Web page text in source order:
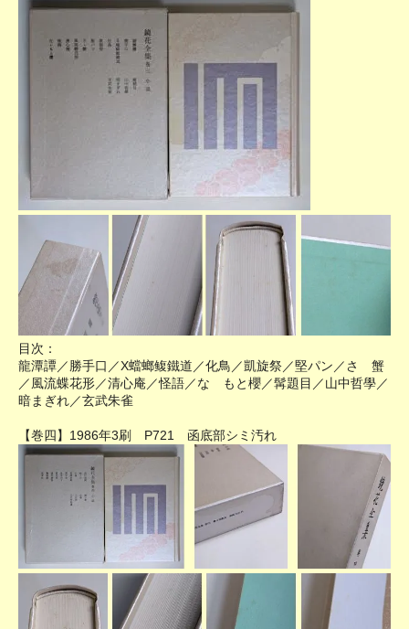
目次：
龍潭譚／勝手口／X蟷螂鳆鐵道／化鳥／凱旋祭／堅パン／さゝ蟹
／風流蝶花形／清心庵／怪語／なゝもと櫻／髯題目／山中哲學／
暗まぎれ／玄武朱雀
【巻四】1986年3刷 P721 函底部シミ汚れ